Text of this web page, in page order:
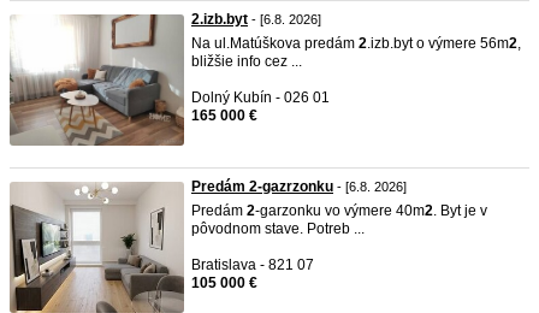
2.izb.byt - [6.8. 2026]
Na ul.Matúškova predám 2.izb.byt o výmere 56m2,
bližšie info cez ...
Dolný Kubín - 026 01
165 000 €
Predám 2-gazrzonku - [6.8. 2026]
Predám 2-garzonku vo výmere 40m2. Byt je v
pôvodnom stave. Potreb ...
Bratislava - 821 07
105 000 €